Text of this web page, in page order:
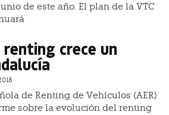
de este año. El plan de la VTC
renting crece un
de Renting de Vehículos (AER)
sobre la evolución del renting